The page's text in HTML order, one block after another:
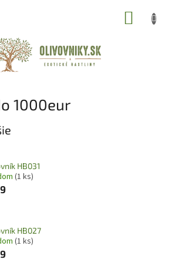
1000eur
HB031
(1 ks)
HB027
(1 ks)